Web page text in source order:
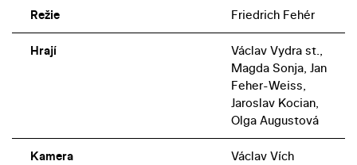
Režie Friedrich Fehér
Hrají
Václav Vydra st.,
Magda Sonja, Jan
Feher-Weiss,
Jaroslav Kocian,
Olga Augustová
Kamera Václav Vích